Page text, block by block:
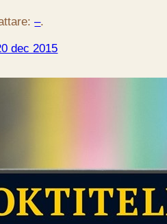
–.
dec 2015